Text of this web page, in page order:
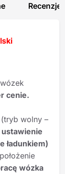
Recenzje
wózek
cenie.
wolny –
ładunkiem)
wózka